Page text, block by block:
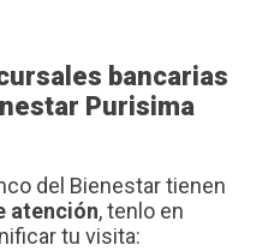
bancarias
Purisima
del Bienestar tienen
atención, tenlo en
tu visita: